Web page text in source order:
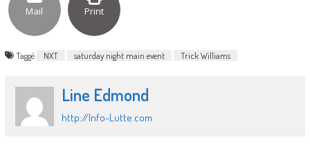
Mail Print
Taggé NXT saturday night main event Trick Williams
Line Edmond
http://Info-Lutte.com